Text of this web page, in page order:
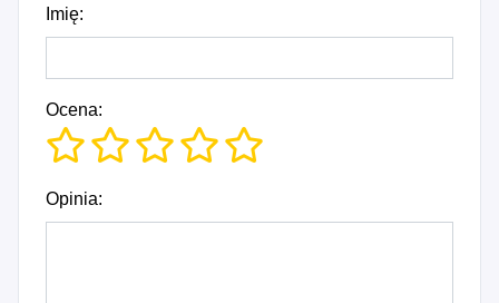
Imię:
Ocena:
Opinia: